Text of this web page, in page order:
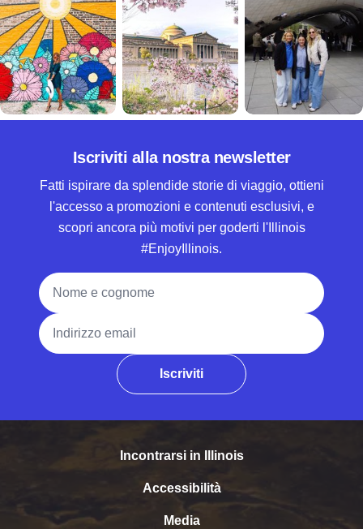
Iscriviti alla nostra newsletter
Fatti ispirare da splendide storie di viaggio, ottieni
l'accesso a promozioni e contenuti esclusivi, e
scopri ancora più motivi per goderti l'Illinois
#EnjoyIllinois.
Nome e cognome
Indirizzo email
Iscriviti
Incontrarsi in Illinois
Accessibilità
Media